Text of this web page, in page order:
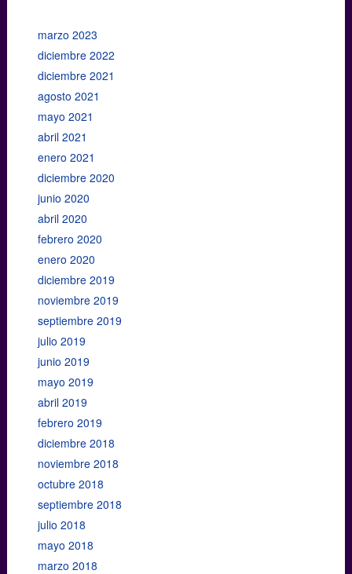
marzo 2023
diciembre 2022
diciembre 2021
agosto 2021
mayo 2021
abril 2021
enero 2021
diciembre 2020
junio 2020
abril 2020
febrero 2020
enero 2020
diciembre 2019
noviembre 2019
septiembre 2019
julio 2019
junio 2019
mayo 2019
abril 2019
febrero 2019
diciembre 2018
noviembre 2018
octubre 2018
septiembre 2018
julio 2018
mayo 2018
marzo 2018